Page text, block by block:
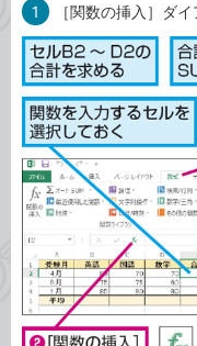
1 ［関数の挿入］ダ